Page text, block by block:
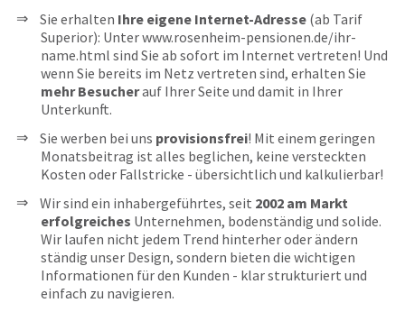
Sie erhalten Ihre eigene Internet-Adresse (ab Tarif
Superior): Unter www.rosenheim-pensionen.de/ihr-
name.html sind Sie ab sofort im Internet vertreten! Und
wenn Sie bereits im Netz vertreten sind, erhalten Sie
mehr Besucherauf Ihrer Seite und damit in Ihrer
Unterkunft.
Sie werben bei uns provisionsfrei! Mit einem geringen
Monatsbeitrag ist alles beglichen, keine versteckten
Kosten oder Fallstricke - übersichtlich und kalkulierbar!
Wir sind ein inhabergeführtes, seit 2002 am Markt
erfolgreiches Unternehmen, bodenständig und solide.
Wir laufen nicht jedem Trend hinterher oder ändern
ständig unser Design, sondern bieten die wichtigen
Informationen für den Kunden - klar strukturiert und
einfach zu navigieren.